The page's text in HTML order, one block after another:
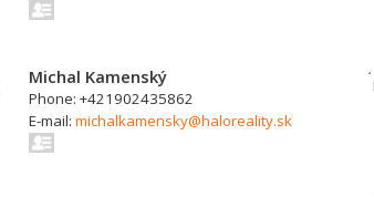
Michal Kamenský
Phone: +421902435862
E-mail:michalkamensky@haloreality.sk